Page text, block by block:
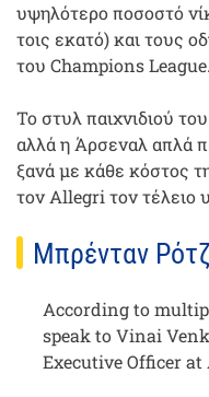
υψηλότερο ποσοστό
τοις εκατό) και τους
του Champions League.
Το στυλ παιχνιδιού
αλλά η Άρσεναλ απλά
ξανά με κάθε κόστος
τον Allegri τον τέλειο
Μπρένταν
According to
speak to Vinai
Executive Officer at